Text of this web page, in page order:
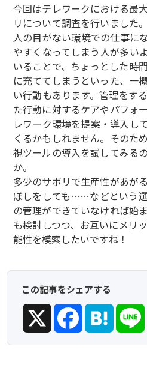
今回はテレワークにおける最
リについて調査を行いました
人の目がない環境での仕事に
やすくなってしまう人が多い
いることで、ちょっとした時
に充ててしまうといった、一
い行動もあります。管理をす
た行動に対するケアやパフォ
レワーク環境を提案・導入し
くるかもしれません。そのた
視ツールの導入を試してみる
か。
多少のサボリで生産性があが
ぼしをしても……などという
の管理ができていなければ始
も検討しつつ、お互いにメリ
能性を模索したいですね！
この記事をシェアする
X FacebookHatena